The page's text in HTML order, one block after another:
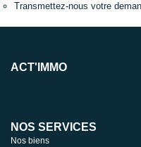
Transmettez-nous votre
ACT'IMMO
NOS SERVICES
Nos biens